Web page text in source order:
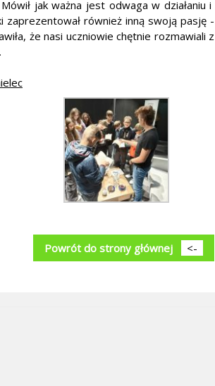
jak ważna jest odwaga w działaniu i
zaprezentował również inną swoją pasję -
że nasi uczniowie chętnie rozmawiali z
Powrót do strony głównej <-